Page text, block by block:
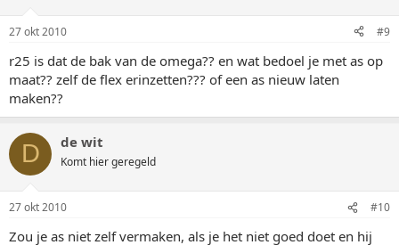
27 okt 2010 #9
r25 is dat de bak van de omega?? en wat bedoel je met as op
maat?? zelf de flex erinzetten??? of een as nieuw laten
maken??
D de wit
Komt hier geregeld
27 okt 2010 #10
Zou je as niet zelf vermaken, als je het niet goed doet en hij